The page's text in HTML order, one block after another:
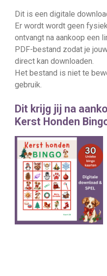
Dit is een digitale
Er wordt wordt geen
ontvangt na aankoop een
PDF-bestand zodat je
direct kan downloaden.
Het bestand is niet te
gebruik.
Dit krijg jij na
Kerst Honden